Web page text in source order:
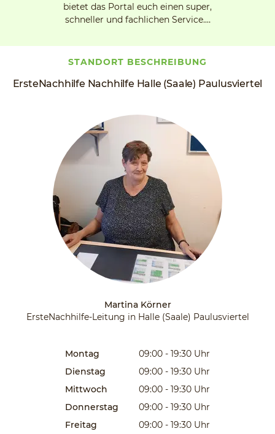
bietet das Portal euch einen super,
schneller und fachlichen Service.…
ErsteNachhilfe Nachhilfe Halle (Saale) Paulusviertel
STANDORT BESCHREIBUNG
Martina Körner
ErsteNachhilfe-Leitung in Halle (Saale) Paulusviertel
Montag 09:00 - 19:30 Uhr
Dienstag
09:00 - 19:30 Uhr
Mittwoch
09:00 - 19:30 Uhr
Donnerstag
09:00 - 19:30 Uhr
Freitag
09:00 - 19:30 Uhr